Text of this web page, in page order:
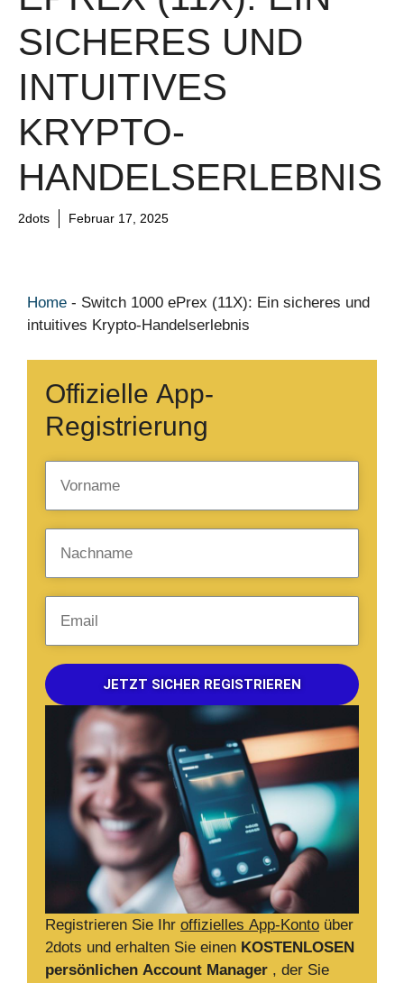
SICHERES UND
INTUITIVES
KRYPTO-
HANDELSERLEBNIS
2dots Februar 17, 2025
Home - Switch 1000 ePrex (11X): Ein sicheres und
intuitives Krypto-Handelserlebnis
Registrieren Sie Ihr offizielles App-Konto über
2dots und erhalten Sie einen KOSTENLOSEN
persönlichen Account Manager , der Sie
Offizielle App-
Registrierung
JETZT SICHER REGISTRIEREN